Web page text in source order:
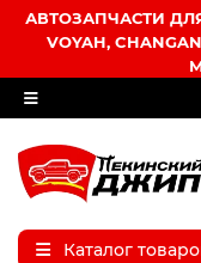
АВТОЗАПЧАСТИ
VOYAH,
Каталог